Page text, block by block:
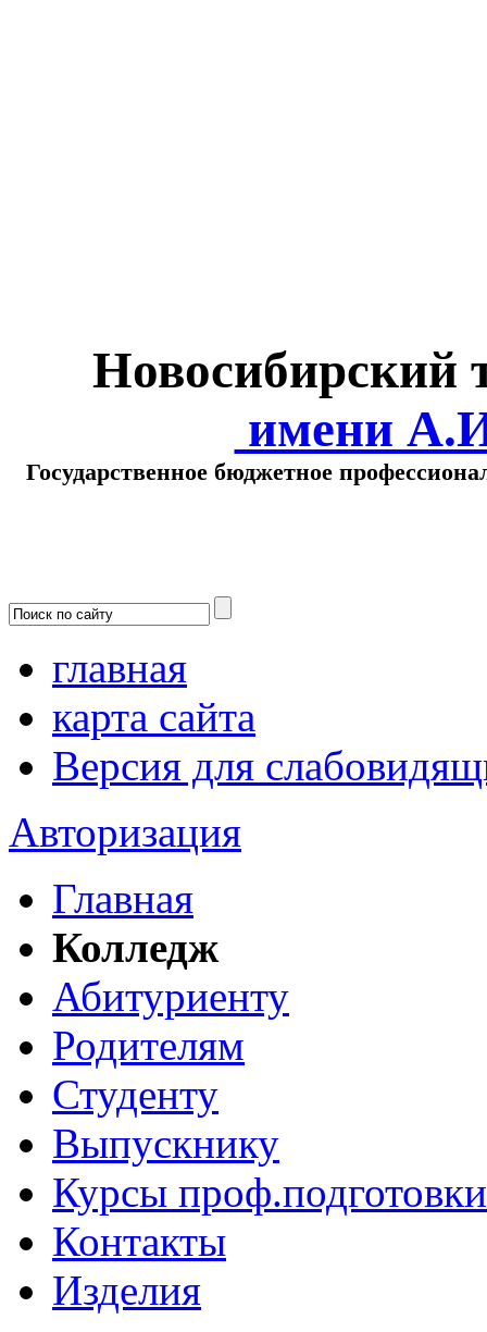
Новосибирский
имени
Государственное бюджетное
главная
карта сайта
Версия для
Авторизация
Главная
Колледж
Абитуриенту
Родителям
Студенту
Выпускнику
Курсы проф.подготовки
Контакты
Изделия